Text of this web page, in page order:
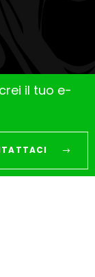
il tuo e-